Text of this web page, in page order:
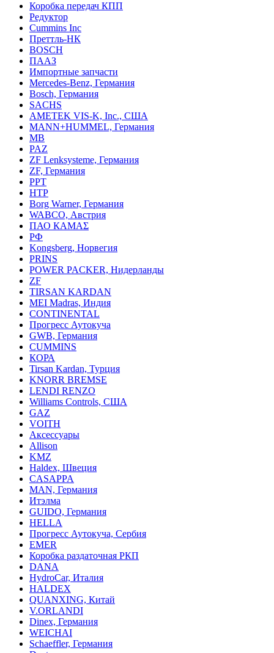
Коробка передач КПП
Редуктор
Cummins Inc
Преттль-НК
BOSCH
ПААЗ
Импортные запчасти
Mercedes-Benz, Германия
Bosch, Германия
SACHS
AMETEK VIS-K, Inc., США
MANN+HUMMEL, Германия
MB
PAZ
ZF Lenksysteme, Германия
ZF, Германия
PPT
HTP
Borg Warner, Германия
WABCO, Австрия
ПАО КАМАΣ
РФ
Kongsberg, Норвегия
PRINS
POWER PACKER, Нидерланды
ZF
TIRSAN KARDAN
MEI Madras, Индия
CONTINENTAL
Прогресс Аутокуча
GWB, Германия
CUMMINS
КОРА
Tirsan Kardan, Турция
KNORR BREMSE
LENDI RENZO
Williams Controls, США
GAZ
VOITH
Аксессуары
Allison
KMZ
Haldex, Швеция
CASAPPA
MAN, Германия
Итэлма
GUIDO, Германия
HELLA
Прогресс Аутокуча, Сербия
EMER
Коробка раздаточная РКП
DANA
HydroCar, Италия
HALDEX
QUANXING, Китай
V.ORLANDI
Dinex, Германия
WEICHAI
Schaeffler, Германия